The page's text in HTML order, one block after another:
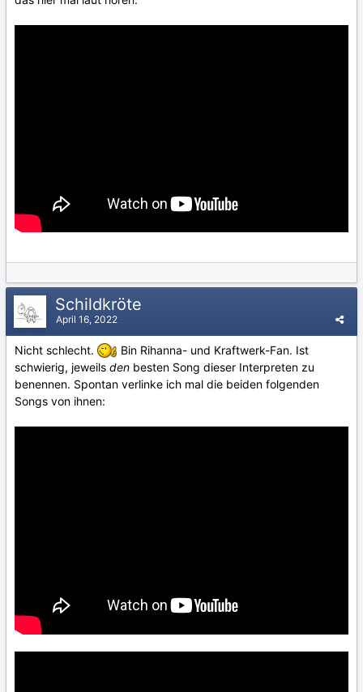
Schildkröte
April 16, 2022
Nicht schlecht.
Bin Rihanna- und Kraftwerk-Fan. Ist
schwierig, jeweils den besten Song dieser Interpreten zu
benennen. Spontan verlinke ich mal die beiden folgenden
Songs von ihnen: